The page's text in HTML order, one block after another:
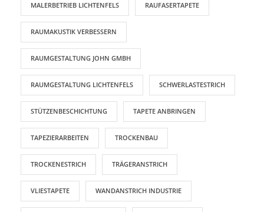
MALERBETRIEB LICHTENFELS RAUFASERTAPETE
RAUMAKUSTIK VERBESSERN
RAUMGESTALTUNG JOHN GMBH
RAUMGESTALTUNG LICHTENFELS SCHWERLASTESTRICH
STÜTZENBESCHICHTUNG TAPETE ANBRINGEN
TAPEZIERARBEITEN TROCKENBAU
TROCKENESTRICH TRÄGERANSTRICH
VLIESTAPETE WANDANSTRICH INDUSTRIE